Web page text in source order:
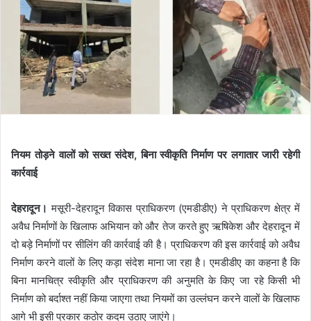
नियम तोड़ने वालों को सख्त संदेश, बिना स्वीकृति निर्माण पर लगातार जारी रहेगी
कार्रवाई
देहरादून। मसूरी-देहरादून विकास प्राधिकरण (एमडीडीए) ने प्राधिकरण क्षेत्र में
अवैध निर्माणों के खिलाफ अभियान को और तेज करते हुए ऋषिकेश और देहरादून में
दो बड़े निर्माणों पर सीलिंग की कार्रवाई की है। प्राधिकरण की इस कार्रवाई को अवैध
निर्माण करने वालों के लिए कड़ा संदेश माना जा रहा है। एमडीडीए का कहना है कि
बिना मानचित्र स्वीकृति और प्राधिकरण की अनुमति के किए जा रहे किसी भी
निर्माण को बर्दाश्त नहीं किया जाएगा तथा नियमों का उल्लंघन करने वालों के खिलाफ
आगे भी इसी प्रकार कठोर कदम उठाए जाएंगे।